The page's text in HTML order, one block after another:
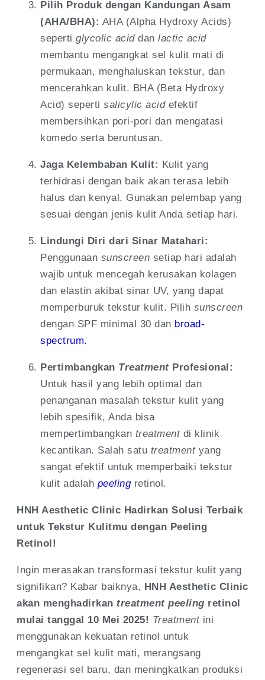
Pilih Produk dengan Kandungan Asam
(AHA/BHA): AHA (Alpha Hydroxy Acids)
seperti glycolic aciddan lactic acid
membantu mengangkat sel kulit mati di
permukaan, menghaluskan tekstur, dan
mencerahkan kulit. BHA (Beta Hydroxy
Acid) seperti salicylic acidefektif
membersihkan pori-pori dan mengatasi
komedo serta beruntusan.
Jaga Kelembaban Kulit: Kulit yang
terhidrasi dengan baik akan terasa lebih
halus dan kenyal. Gunakan pelembap yang
sesuai dengan jenis kulit Anda setiap hari.
Lindungi Diri dari Sinar Matahari:
Penggunaan sunscreen setiap hari adalah
wajib untuk mencegah kerusakan kolagen
dan elastin akibat sinar UV, yang dapat
memperburuk tekstur kulit. Pilih sunscreen
dengan SPF minimal 30 dan broad-
spectrum.
Pertimbangkan TreatmentProfesional:
Untuk hasil yang lebih optimal dan
penanganan masalah tekstur kulit yang
lebih spesifik, Anda bisa
mempertimbangkan treatmentdi klinik
kecantikan. Salah satu treatmentyang
sangat efektif untuk memperbaiki tekstur
kulit adalah peelingretinol.
HNH Aesthetic Clinic Hadirkan Solusi Terbaik
untuk Tekstur Kulitmu dengan Peeling
Retinol!
Ingin merasakan transformasi tekstur kulit yang
signifikan? Kabar baiknya, HNH Aesthetic Clinic
akan menghadirkan treatment peeling retinol
mulai tanggal 10 Mei 2025! Treatmentini
menggunakan kekuatan retinol untuk
mengangkat sel kulit mati, merangsang
regenerasi sel baru, dan meningkatkan produksi